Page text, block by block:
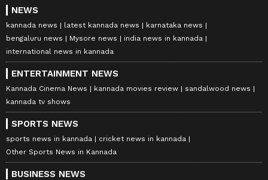
NEWS
kannada news latest kannada news
karnataka news
bengaluru news
Mysore news
india news in kannada
international news in kannada
ENTERTAINMENT NEWS
Kannada Cinema News kannada movies review
sandalwood news
kannada tv shows
SPORTS NEWS
sports news in kannada
cricket news in kannada
Other Sports News in Kannada
BUSINESS NEWS